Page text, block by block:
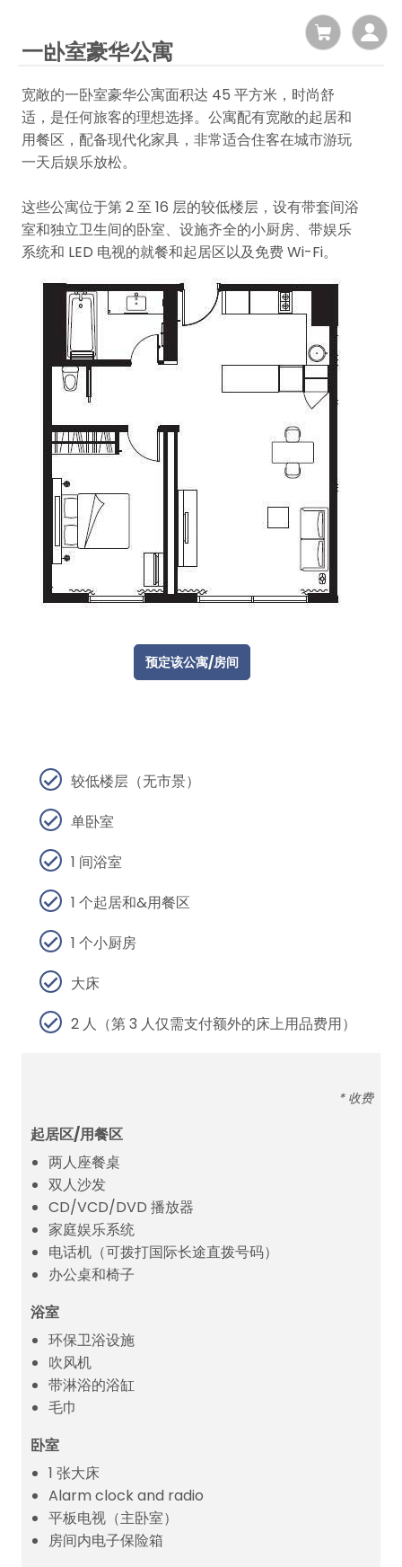
一卧室豪华公寓
宽敞的一卧室豪华公寓面积达 45 平方米，时尚舒
适，是任何旅客的理想选择。公寓配有宽敞的起居和
用餐区，配备现代化家具，非常适合住客在城市游玩
一天后娱乐放松。
这些公寓位于第 2 至 16 层的较低楼层，设有带套间浴
室和独立卫生间的卧室、设施齐全的小厨房、带娱乐
系统和 LED 电视的就餐和起居区以及免费 Wi-Fi。
预定该公寓/房间
较低楼层（无市景）
单卧室
1 间浴室
1 个起居和&用餐区
1 个小厨房
大床
2 人（第 3 人仅需支付额外的床上用品费用）
* 收费
起居区/用餐区
两人座餐桌
双人沙发
CD/VCD/DVD 播放器
家庭娱乐系统
电话机（可拨打国际长途直拨号码）
办公桌和椅子
浴室
环保卫浴设施
吹风机
带淋浴的浴缸
毛巾
卧室
1 张大床
Alarm clock and radio
平板电视（主卧室）
房间内电子保险箱